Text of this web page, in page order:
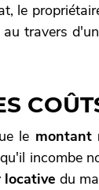
le
au travers
le montant
incombe
locative du